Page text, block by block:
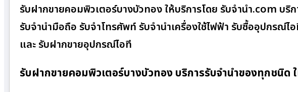
รับฝากขายคอมพิวเตอร์บางบัวทอง ให้บริการโดย รับจํานํา.com บริ
รับจำนำมือถือ รับจำโทรศัพท์ รับจำนำเครื่องใช้ไฟฟ้า รับซื้ออุปกรณ์ไ
และ รับฝากขายอุปกรณ์ไอที
รับฝากขายคอมพิวเตอร์บางบัวทอง บริการรับจำนำของทุกชนิด